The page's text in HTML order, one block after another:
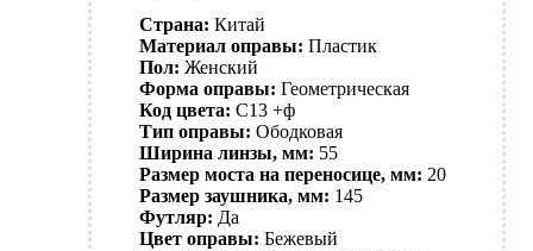
Страна: Китай
Материал оправы: Пластик
Пол: Женский
Форма оправы: Геометрическая
Код цвета: C13 +ф
Тип оправы: Ободковая
Ширина линзы, мм: 55
Размер моста на переносице, мм: 20
Размер заушника, мм: 145
Футляр: Да
Цвет оправы: Бежевый